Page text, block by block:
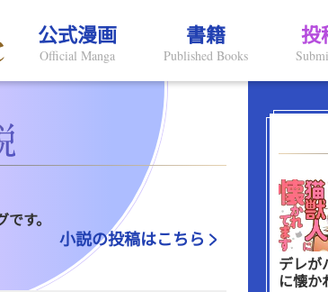
公式漫画
Official Manga
書籍
Published Books
投
す。
小説の投稿はこちら
デレが
に懐か